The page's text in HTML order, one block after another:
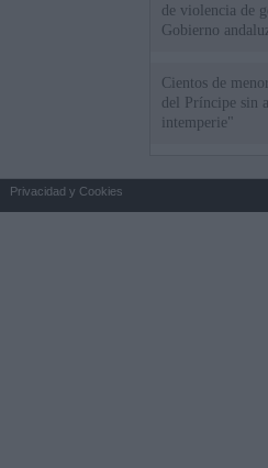
de violencia de
Gobierno
Cientos de
del Príncipe sin
intemperie"
Privacidad y Cookies